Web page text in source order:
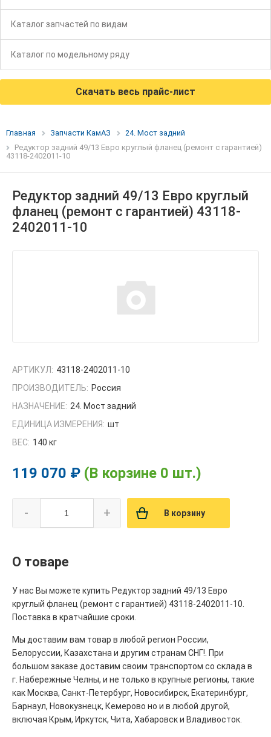
Каталог запчастей по видам
Каталог по модельному ряду
Скачать весь прайс-лист
Главная Запчасти КамАЗ
24. Мост задний
Редуктор задний 49/13 Евро круглый фланец (ремонт с гарантией)
43118-2402011-10
Редуктор задний 49/13 Евро круглый
фланец (ремонт с гарантией) 43118-
2402011-10
АРТИКУЛ: 43118-2402011-10
ПРОИЗВОДИТЕЛЬ: Россия
НАЗНАЧЕНИЕ: 24. Мост задний
ЕДИНИЦА ИЗМЕРЕНИЯ: шт
ВЕС: 140 кг
119 070 ₽ (В корзине 0 шт.)
- + В корзину
О товаре
У нас Вы можете купить Редуктор задний 49/13 Евро
круглый фланец (ремонт с гарантией) 43118-2402011-10.
Поставка в кратчайшие сроки.
Мы доставим вам товар в любой регион России,
Белоруссии, Казахстана и другим странам СНГ!. При
большом заказе доставим своим транспортом со склада в
г. Набережные Челны, и не только в крупные регионы, такие
как Москва, Санкт-Петербург, Новосибирск, Екатеринбург,
Барнаул, Новокузнецк, Кемерово но и в любой другой,
включая Крым, Иркутск, Чита, Хабаровск и Владивосток.